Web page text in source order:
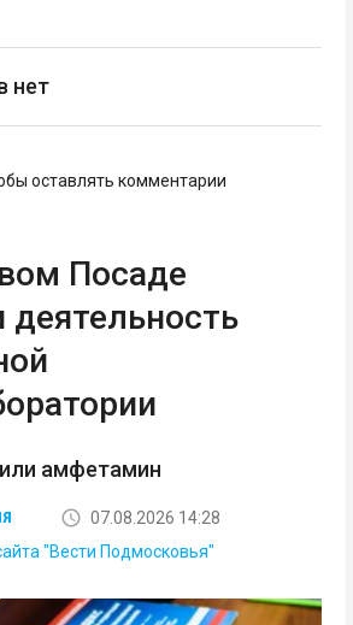
нет
оставлять комментарии
Посаде
деятельность
амфетамин
07.08.2026 14:28
"Вести Подмосковья"